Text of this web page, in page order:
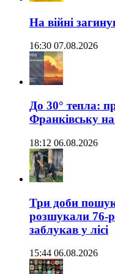
На війні
16:30 07.08.2026
До 30° тепла:
Франківську
18:12 06.08.2026
Три доби
розшукали 76-
заблукав у лісі
15:44 06.08.2026